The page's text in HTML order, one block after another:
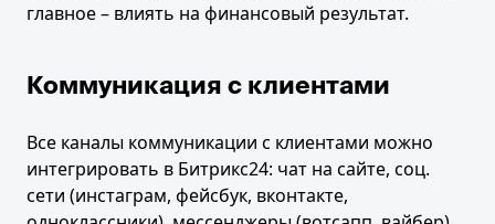
главное – влиять на финансовый результат.
Коммуникация с клиентами
Все каналы коммуникации с клиентами можно
интегрировать в Битрикс24: чат на сайте, соц.
сети (инстаграм, фейсбук, вконтакте,